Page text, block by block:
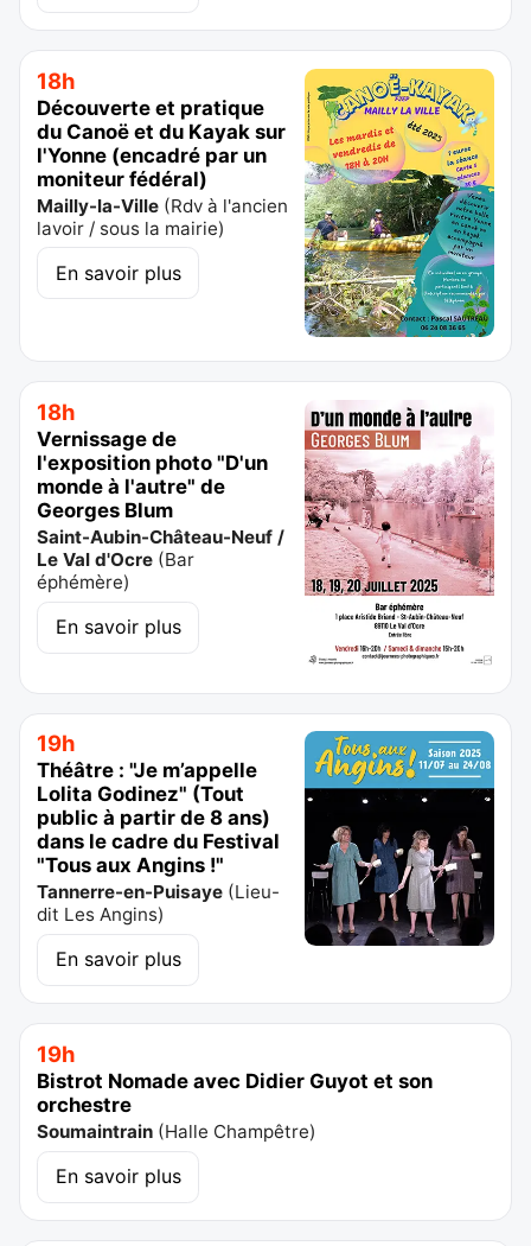
18h
Découverte et pratique
du Canoë et du Kayak sur
l'Yonne (encadré par un
moniteur fédéral)
Mailly-la-Ville (Rdv à l'ancien
lavoir / sous la mairie)
En savoir plus
18h
Vernissage de
l'exposition photo "D'un
monde à l'autre" de
Georges Blum
Saint-Aubin-Château-Neuf /
Le Val d'Ocre (Bar
éphémère)
En savoir plus
19h
Théâtre : "Je m’appelle
Lolita Godinez" (Tout
public à partir de 8 ans)
dans le cadre du Festival
"Tous aux Angins !"
Tannerre-en-Puisaye (Lieu-
dit Les Angins)
En savoir plus
19h
Bistrot Nomade avec Didier Guyot et son
orchestre
Soumaintrain (Halle Champêtre)
En savoir plus